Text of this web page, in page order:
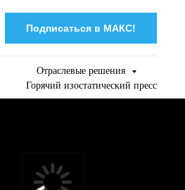
Подписаться в МАКС!
Отраслевые решения
Горячий изостатический пресс